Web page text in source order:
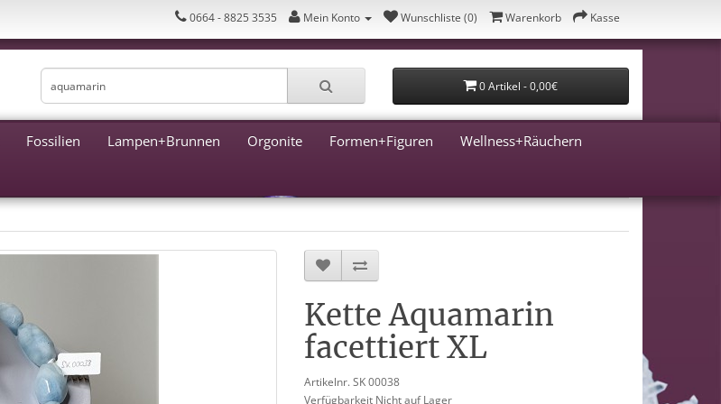
0664 - 8825 3535 Mein Konto Wunschliste (0) Warenkorb Kasse
0 Artikel - 0,00€
Fossilien Lampen+Brunnen Orgonite Formen+Figuren
Wellness+Räuchern
Kette Aquamarin
facettiert XL
Artikelnr. SK 00038
Verfügbarkeit Nicht auf Lager